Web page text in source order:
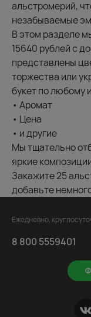
альстромерий,
незабываемые
В этом разделе
15640 рублей с
представлены
торжества или
букет по любому
• Аромат
• Цена
• и другие
Мы тщательно
яркие
Закажите 25
добавьте
Ежедневно,
8 800 5559401